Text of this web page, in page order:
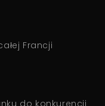
Francji
do konkurencji